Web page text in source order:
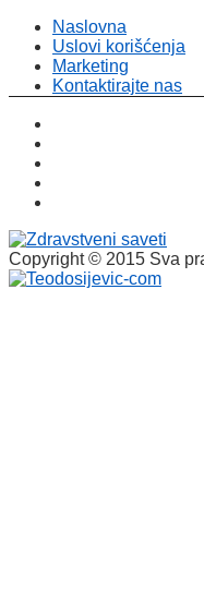
Naslovna
Uslovi korišćenja
Marketing
Kontaktirajte nas
Copyright © 2015 Sva